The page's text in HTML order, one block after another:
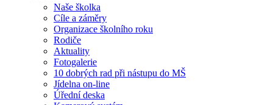
Naše školka
Cíle a záměry
Organizace školního roku
Rodiče
Aktuality
Fotogalerie
10 dobrých rad při nástupu do MŠ
Jídelna on-line
Úřední deska